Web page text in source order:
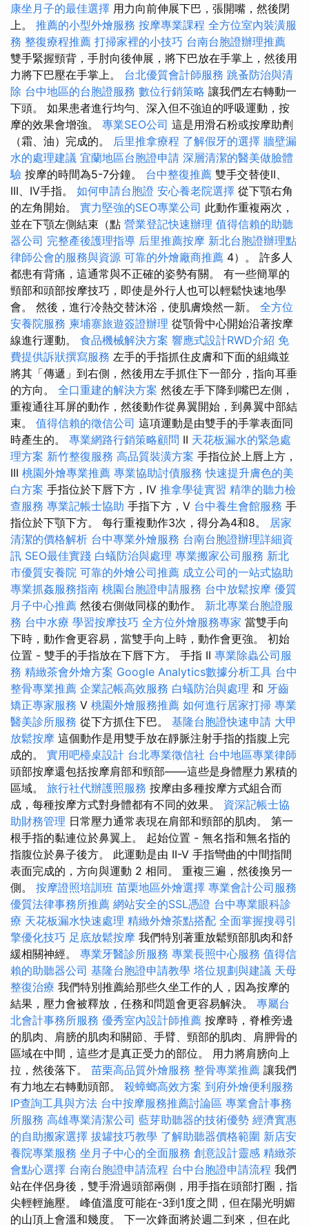
康坐月子的最佳選擇 用力向前伸展下巴，張開嘴，然後閉
上。 推薦的小型外燴服務 按摩專業課程 全方位室內裝潢服
務 整復療程推薦 打掃家裡的小技巧 台南台胞證辦理推薦
雙手緊握頸背，手肘向後伸展，將下巴放在手掌上，然後用
力將下巴壓在手掌上。 台北優質會計師服務 跳蚤防治與清
除 台中地區的台胞證服務 數位行銷策略 讓我們左右轉動一
下頭。 如果患者進行均勻、深入但不強迫的呼吸運動，按
摩的效果會增強。 專業SEO公司 這是用滑石粉或按摩助劑
（霜、油）完成的。 后里推拿療程 了解假牙的選擇 牆壁漏
水的處理建議 宜蘭地區台胞證申請 深層清潔的醫美做臉體
驗 按摩的時間為5-7分鐘。 台中整復推薦 雙手交替使II、
III、IV手指。 如何申請台胞證 安心養老院選擇 從下顎右角
的左角開始。 實力堅強的SEO專業公司 此動作重複兩次，
並在下顎左側結束（點 營業登記快速辦理 值得信賴的助聽
器公司 完整產後護理指導 后里推薦按摩 新北台胞證辦理點
律師公會的服務與資源 可靠的外燴廠商推薦 4）。 許多人
都患有背痛，這通常與不正確的姿勢有關。 有一些簡單的
頸部和頭部按摩技巧，即使是外行人也可以輕鬆快速地學
會。 然後，進行冷熱交替沐浴，使肌膚煥然一新。 全方位
安養院服務 柬埔寨旅遊簽證辦理 從顎骨中心開始沿著按摩
線進行運動。 食品機械解決方案 響應式設計RWD介紹 免
費提供訴狀撰寫服務 左手的手指抓住皮膚和下面的組織並
將其「傳遞」到右側，然後用左手抓住下一部分，指向耳垂
的方向。 全口重建的解決方案 然後左手下降到嘴巴左側，
重複通往耳屏的動作，然後動作從鼻翼開始，到鼻翼中部結
束。 值得信賴的徵信公司 這項運動是由雙手的手掌表面同
時產生的。 專業網路行銷策略顧問 II 天花板漏水的緊急處
理方案 新竹整復服務 高品質裝潢方案 手指位於上唇上方，
III 桃園外燴專業推薦 專業協助討債服務 快速提升膚色的美
白方案 手指位於下唇下方，IV 推拿學徒實習 精準的聽力檢
查服務 專業記帳士協助 手指下方，V 台中養生會館服務 手
指位於下顎下方。 每行重複動作3次，得分為4和8。 居家
清潔的價格解析 台中專業外燴服務 台南台胞證辦理詳細資
訊 SEO最佳實踐 白蟻防治與處理 專業搬家公司服務 新北
市優質安養院 可靠的外燴公司推薦 成立公司的一站式協助
專業抓姦服務指南 桃園台胞證申請服務 台中放鬆按摩 優質
月子中心推薦 然後右側做同樣的動作。 新北專業台胞證服
務 台中水療 學習按摩技巧 全方位外燴服務專家 當雙手向
下時，動作會更容易，當雙手向上時，動作會更強。 初始
位置 - 雙手的手指放在下唇下方。 手指 II 專業除蟲公司服
務 精緻茶會外燴方案 Google Analytics數據分析工具 台中
整骨專業推薦 企業記帳高效服務 白蟻防治與處理 和 牙齒
矯正專家服務 V 桃園外燴服務推薦 如何進行居家打掃 專業
醫美診所服務 從下方抓住下巴。 基隆台胞證快速申請 大甲
放鬆按摩 這個動作是用雙手放在靜脈注射手指的指腹上完
成的。 實用吧檯桌設計 台北專業徵信社 台中地區專業律師
頭部按摩還包括按摩肩部和頸部——這些是身體壓力累積的
區域。 旅行社代辦護照服務 按摩由多種按摩方式組合而
成，每種按摩方式對身體都有不同的效果。 資深記帳士協
助財務管理 日常壓力通常表現在肩部和頸部的肌肉。 第一
根手指的黏連位於鼻翼上。 起始位置 - 無名指和無名指的
指腹位於鼻子後方。 此運動是由 II-V 手指彎曲的中間指間
表面完成的，方向與運動 2 相同。 重複三遍，然後換另一
側。 按摩證照培訓班 苗栗地區外燴選擇 專業會計公司服務
優質法律事務所推薦 網站安全的SSL憑證 台中專業眼科診
療 天花板漏水快速處理 精緻外燴茶點搭配 全面掌握搜尋引
擎優化技巧 足底放鬆按摩 我們特別著重放鬆頸部肌肉和舒
緩相關神經。 專業牙醫診所服務 專業長照中心服務 值得信
賴的助聽器公司 基隆台胞證申請教學 塔位規劃與建議 天母
整復治療 我們特別推薦給那些久坐工作的人，因為按摩的
結果，壓力會被釋放，任務和問題會更容易解決。 專屬台
北會計事務所服務 優秀室內設計師推薦 按摩時，脊椎旁邊
的肌肉、肩膀的肌肉和關節、手臂、頸部的肌肉、肩胛骨的
區域在中間，這些才是真正受力的部位。 用力將肩膀向上
拉，然後落下。 苗栗高品質外燴服務 整骨專業推薦 讓我們
有力地左右轉動頭部。 殺蟑螂高效方案 到府外燴便利服務
IP查詢工具與方法 台中按摩服務推薦討論區 專業會計事務
所服務 高雄專業清潔公司 藍芽助聽器的技術優勢 經濟實惠
的自助搬家選擇 拔罐技巧教學 了解助聽器價格範圍 新店安
養院專業服務 坐月子中心的全面服務 創意設計靈感 精緻茶
會點心選擇 台南台胞證申請流程 台中台胞證申請流程 我們
站在伴侶身後，雙手滑過頭部兩側，用手指在頭部打圈，指
尖輕輕施壓。 峰值溫度可能在-3到1度之間，但在陽光明媚
的山頂上會溫和幾度。 下一次鋒面將於週二到來，但在此